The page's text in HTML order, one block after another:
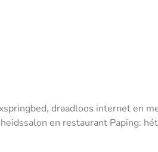
draadloos internet en
en restaurant Paping: